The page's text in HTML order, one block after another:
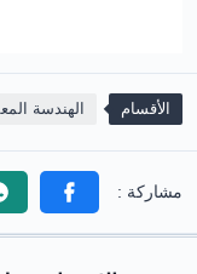
الأقسام الهندسة